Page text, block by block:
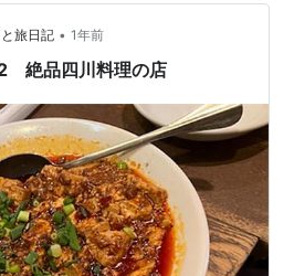
旅日記 • 1年前
絶品四川料理の店